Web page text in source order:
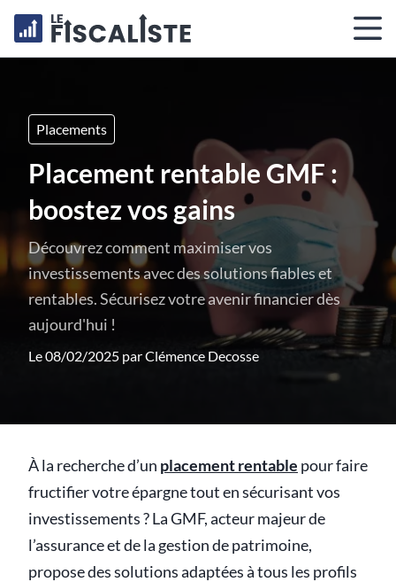
Placements
Placement rentable GMF :
boostez vos gains
Découvrez comment maximiser vos
investissements avec des solutions fiables et
rentables. Sécurisez votre avenir financier dès
aujourd'hui !
Le 08/02/2025 parClémence Decosse
À la recherche d’un placement rentable pour faire
fructifier votre épargne tout en sécurisant vos
investissements ? La GMF, acteur majeur de
l’assurance et de la gestion de patrimoine,
propose des solutions adaptées à tous les profils